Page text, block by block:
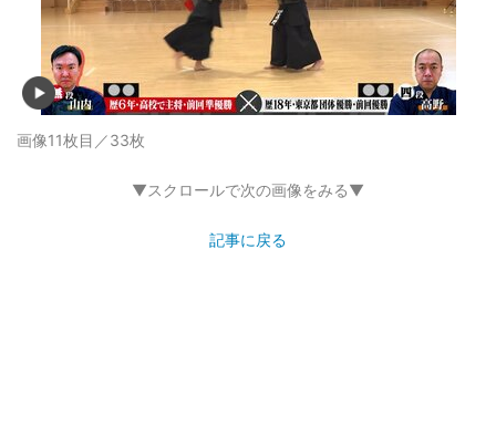
画像11枚目／33枚
▼スクロールで次の画像をみる▼
記事に戻る